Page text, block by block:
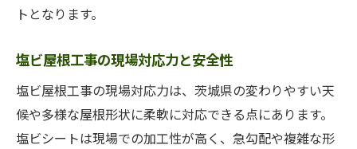
トとなります。
塩ビ屋根工事の現場対応力と安全性
塩ビ屋根工事の現場対応力は、茨城県の変わりやすい天
候や多様な屋根形状に柔軟に対応できる点にあります。
塩ビシートは現場での加工性が高く、急勾配や複雑な形